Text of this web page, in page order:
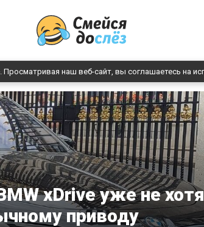
наш веб-сайт, вы соглашаетесь на
xDrive уже не
приводу